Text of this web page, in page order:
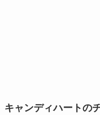
キャンディハートの